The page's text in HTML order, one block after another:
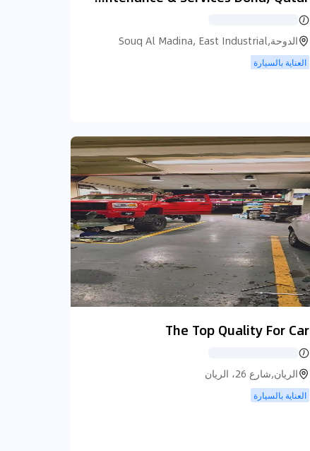
الدوحة,Souq Al Madina, East Industrial
Street, الدوحة
العناية بالسيارة
The Top Quality For Car
الريان,شارع 26، الريان
العناية بالسيارة